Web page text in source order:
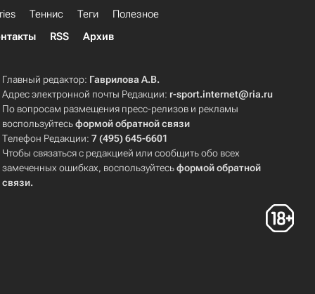
Теннис Теги
Полезное
RSS Архив
Главный редактор: Гаврилова А.В.
Адрес электронной почты Редакции: r-sport.internet@ria.ru
По вопросам размещения пресс-релизов и рекламы
воспользуйтесьформой обратной связи
Телефон Редакции:7 (495) 645-6601
Чтобы связаться с редакцией или сообщить обо всех
замеченных ошибках, воспользуйтесьформой обратной
связи.